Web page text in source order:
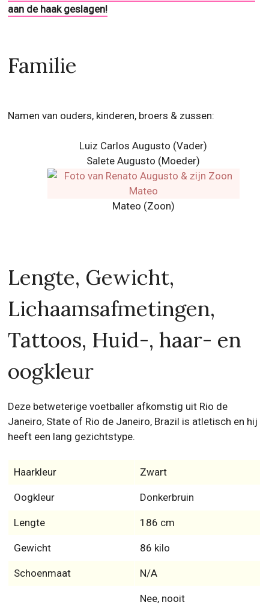
aan de haak geslagen!
Familie
Namen van ouders, kinderen, broers & zussen:
Luiz Carlos Augusto (Vader)
Salete Augusto (Moeder)
Mateo (Zoon)
Lengte, Gewicht,
Lichaamsafmetingen,
Tattoos, Huid-, haar- en
oogkleur
Deze betweterige voetballer afkomstig uit Rio de
Janeiro, State of Rio de Janeiro, Brazil is atletisch en hij
heeft een lang gezichtstype.
Haarkleur Zwart
Oogkleur Donkerbruin
Lengte 186 cm
Gewicht 86 kilo
Schoenmaat N/A
Nee, nooit